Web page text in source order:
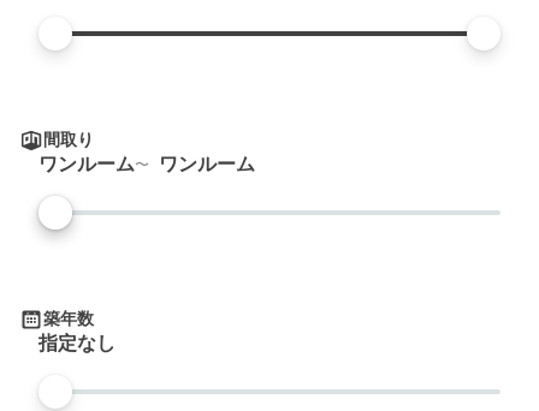
間取り
ワンルーム ワンルーム
築年数
指定なし